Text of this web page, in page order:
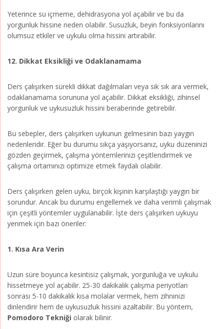
Yeterince su içmeme, dehidrasyona yol açabilir ve bu da
yorgunluk hissine neden olabilir. Susuzluk, beyin fonksiyonlarını
olumsuz etkiler ve uykulu olma hissini artırabilir.
12. Dikkat Eksikliği ve Odaklanamama
Ders çalışırken sürekli dikkat dağılmaları veya sık sık ara vermek,
odaklanamama sorununa yol açabilir. Dikkat eksikliği, zihinsel
yorgunluk ve uykusuzluk hissini beraberinde getirebilir.
Bu sebepler, ders çalışırken uykunun gelmesinin bazı yaygın
nedenleridir. Eğer bu durumu sıkça yaşıyorsanız, uyku düzeninizi
gözden geçirmek, çalışma yöntemlerinizi çeşitlendirmek ve
çalışma ortamınızı optimize etmek faydalı olabilir.
Ders çalışırken gelen uyku, birçok kişinin karşılaştığı yaygın bir
sorundur. Ancak bu durumu engellemek ve daha verimli çalışmak
için çeşitli yöntemler uygulanabilir. İşte ders çalışırken uykuyu
yenmek için bazı öneriler:
1. Kısa Ara Verin
Uzun süre boyunca kesintisiz çalışmak, yorgunluğa ve uykulu
hissetmeye yol açabilir. 25-30 dakikalık çalışma periyotları
sonrası 5-10 dakikalık kısa molalar vermek, hem zihninizi
dinlendirir hem de uykusuzluk hissini azaltabilir. Bu yöntem,
Pomodoro Tekniği olarak bilinir.